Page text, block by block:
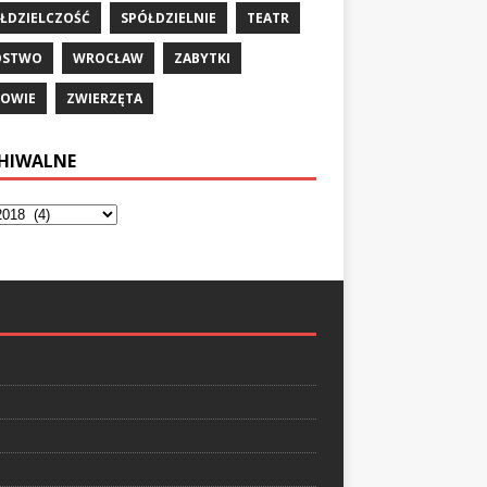
SPÓŁDZIELNIE TEATR
WROCŁAW ZABYTKI
ZWIERZĘTA